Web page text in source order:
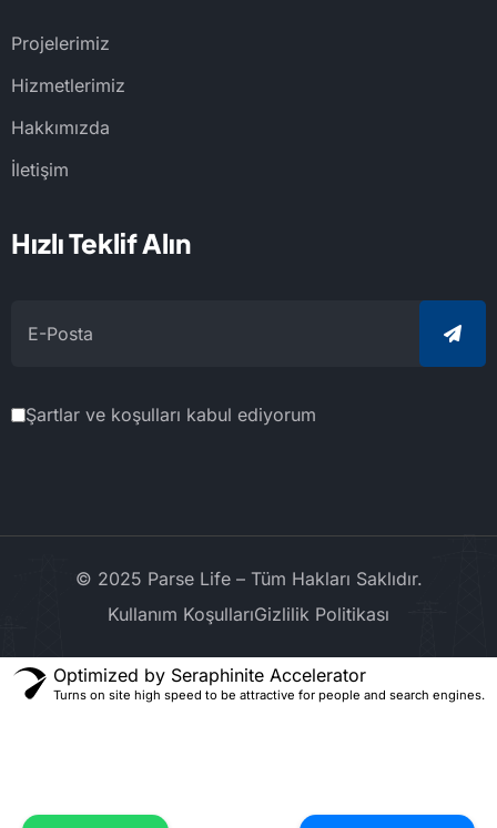
Projelerimiz
Hizmetlerimiz
Hakkımızda
İletişim
Hızlı Teklif Alın
Şartlar ve koşulları kabul ediyorum
© 2025 Parse Life – Tüm Hakları Saklıdır.
Kullanım KoşullarıGizlilik Politikası
Optimized by Seraphinite Accelerator
Turns on site high speed to be attractive for people and search engines.